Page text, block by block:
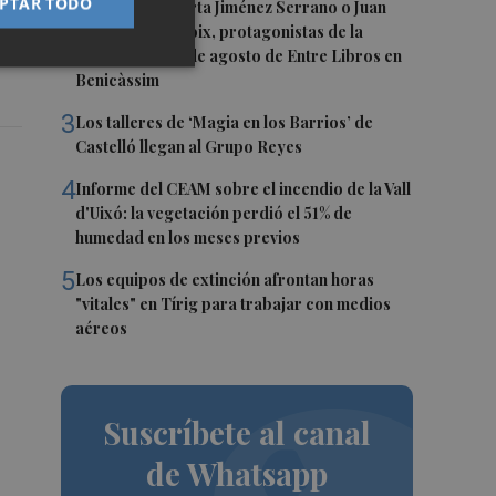
2Juan Tallón, Marta Jiménez Serrano o Juan
Evaristo Valls Boix, protagonistas de la
programación de agosto de Entre Libros en
Benicàssim
3Los talleres de ‘Magia en los Barrios’ de
Castelló llegan al Grupo Reyes
4Informe del CEAM sobre el incendio de la Vall
d'Uixó: la vegetación perdió el 51% de
humedad en los meses previos
5Los equipos de extinción afrontan horas
"vitales" en Tírig para trabajar con medios
aéreos
Suscríbete al canal
de Whatsapp